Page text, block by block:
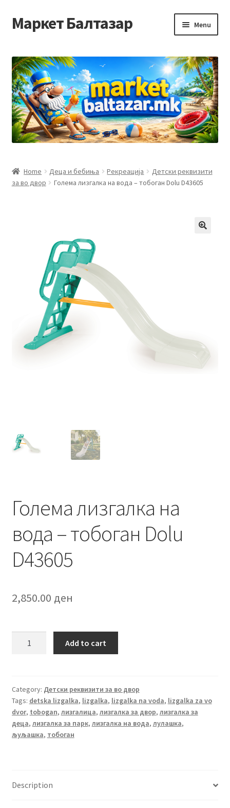
Skip
to
Skip
to
Маркет Балтазар Menu
Checkout
Homepage
Privacy Policy
Контакт
Мој профил
Рекламации и замена на производ
Сите производи
Услови за користење
Home Деца и бебиња Рекреација
Детски реквизити
за во двор
Голема лизгалка на вода – тобоган Dolu D43605
Голема лизгалка на
вода – тобоган Dolu
D43605
2,850.00 ден
-
тобоган
Dolu
D43605
quantity
Add to cart
Category: Детски реквизити за во двор
Tags: detska lizgalka, lizgalka, lizgalka na voda, lizgalka za vo
dvor, tobogan, лизгалица, лизгалка за двор, лизгалка за
деца, лизгалка за парк, лизгалка на вода, лулашка,
љуљашка, тобоган
Description